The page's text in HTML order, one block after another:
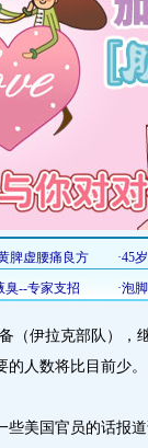
（伊拉克部队），
人数将比目前少。
美国官员的话报道